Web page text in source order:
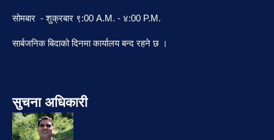
सोमबार - शुक्रबार ९:00 A.M. - ४:00 P.M.
सार्बजनिक बिदाको दिनमा कार्यालय बन्द रहने छ ।
सुचना अधिकारी